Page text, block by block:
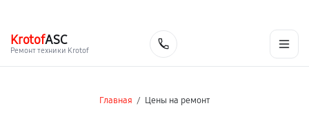
KrotofASC
Ремонт техники Krotof
Главная / Цены на ремонт